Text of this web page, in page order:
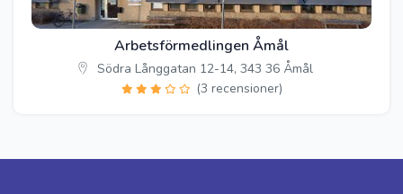
Arbetsförmedlingen Åmål
Södra Långgatan 12-14, 343 36 Åmål
(3 recensioner)